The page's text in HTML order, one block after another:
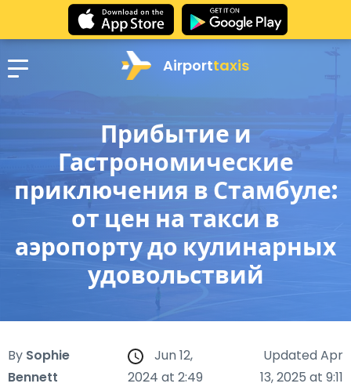
Airporttaxis
Прибытие и
Гастрономические
приключения в Стамбуле:
от цен на такси в
аэропорту до кулинарных
удовольствий
By Sophie
Bennett
Jun 12,
2024 at 2:49
Updated Apr
13, 2025 at 9:11